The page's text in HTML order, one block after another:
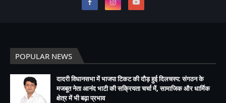
POPULAR NEWS
दादरी विधानसभा में भाजपा टिकट की दौड़ हुई दिलचस्प: संगठन के
मजबूत नेता आनंद भाटी की सक्रियता चर्चा में, सामाजिक और धार्मिक
क्षेत्र में भी बढ़ा प्रभाव